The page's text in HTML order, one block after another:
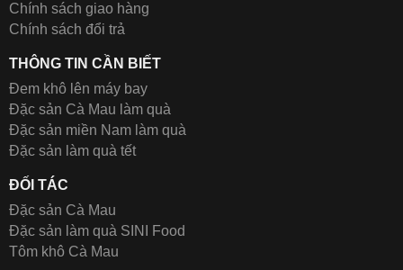
Chính sách giao hàng
Chính sách đổi trả
THÔNG TIN CẦN BIẾT
Đem khô lên máy bay
Đặc sản Cà Mau làm quà
Đặc sản miền Nam làm quà
Đặc sản làm quà tết
ĐỐI TÁC
Đặc sản Cà Mau
Đặc sản làm quà SINI Food
Tôm khô Cà Mau